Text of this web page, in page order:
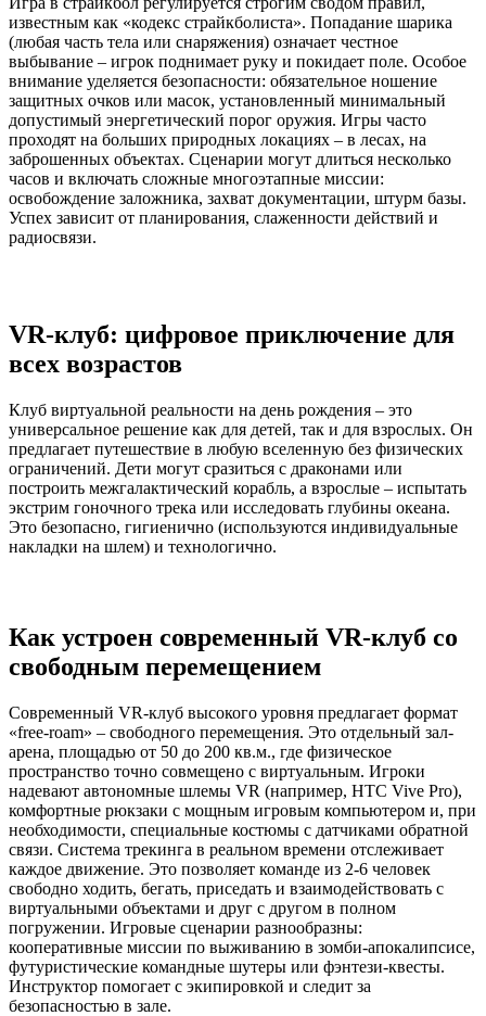
известным как «кодекс страйкболиста». Попадание шарика
(любая часть тела или снаряжения) означает честное
выбывание – игрок поднимает руку и покидает поле. Особое
внимание уделяется безопасности: обязательное ношение
защитных очков или масок, установленный минимальный
допустимый энергетический порог оружия. Игры часто
проходят на больших природных локациях – в лесах, на
заброшенных объектах. Сценарии могут длиться несколько
часов и включать сложные многоэтапные миссии:
освобождение заложника, захват документации, штурм базы.
Успех зависит от планирования, слаженности действий и
радиосвязи.
VR-клуб: цифровое приключение для
всех возрастов
Клуб виртуальной реальности на день рождения – это
универсальное решение как для детей, так и для взрослых. Он
предлагает путешествие в любую вселенную без физических
ограничений. Дети могут сразиться с драконами или
построить межгалактический корабль, а взрослые – испытать
экстрим гоночного трека или исследовать глубины океана.
Это безопасно, гигиенично (используются индивидуальные
накладки на шлем) и технологично.
Как устроен современный VR-клуб со
свободным перемещением
Современный VR-клуб высокого уровня предлагает формат
«free-roam» – свободного перемещения. Это отдельный зал-
арена, площадью от 50 до 200 кв.м., где физическое
пространство точно совмещено с виртуальным. Игроки
надевают автономные шлемы VR (например, HTC Vive Pro),
комфортные рюкзаки с мощным игровым компьютером и, при
необходимости, специальные костюмы с датчиками обратной
связи. Система трекинга в реальном времени отслеживает
каждое движение. Это позволяет команде из 2-6 человек
свободно ходить, бегать, приседать и взаимодействовать с
виртуальными объектами и друг с другом в полном
погружении. Игровые сценарии разнообразны:
кооперативные миссии по выживанию в зомби-апокалипсисе,
футуристические командные шутеры или фэнтези-квесты.
Инструктор помогает с экипировкой и следит за
безопасностью в зале.